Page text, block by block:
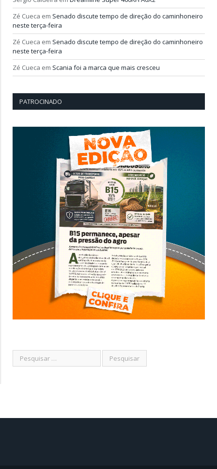
Zé Cueca em Senado discute tempo de direção do caminhoneiro
neste terça-feira
Zé Cueca em Senado discute tempo de direção do caminhoneiro
neste terça-feira
Zé Cueca em Scania foi a marca que mais cresceu
PATROCINADO